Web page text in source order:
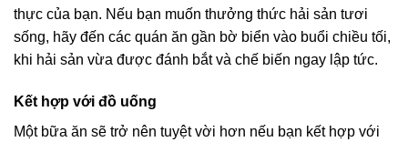
thực của bạn. Nếu bạn muốn thưởng thức hải sản tươi
sống, hãy đến các quán ăn gần bờ biển vào buổi chiều tối,
khi hải sản vừa được đánh bắt và chế biến ngay lập tức.
Kết hợp với đồ uống
Một bữa ăn sẽ trở nên tuyệt vời hơn nếu bạn kết hợp với